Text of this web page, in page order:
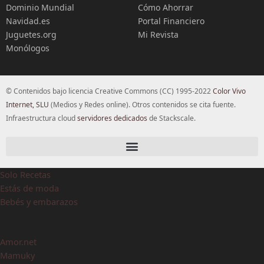
Dominio Mundial
Navidad.es
Juguetes.org
Monólogos
Cómo Ahorrar
Portal Financiero
Mi Revista
© Contenidos bajo licencia Creative Commons (CC) 1995-2022Color Vivo
Internet, SLU (Medios y Redes online). Otros contenidos se cita fuente.
Infraestructura cloudservidores dedicados de Stackscale.
Solo Recetas
Estás de moda
Bebés y embarazos
Amor.net
Mamuky